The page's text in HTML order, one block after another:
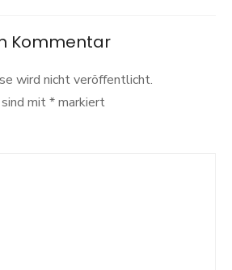
Kommentar
wird nicht veröffentlicht.
mit*markiert